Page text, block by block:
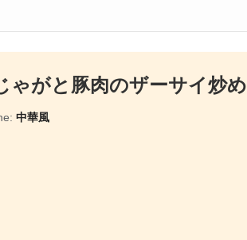
ゃがと豚肉のザーサイ炒め
中華風